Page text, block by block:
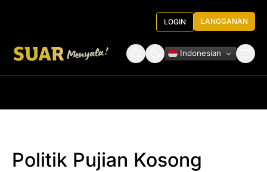
LOGIN LANGGANAN
Indonesian
Politik Pujian Kosong